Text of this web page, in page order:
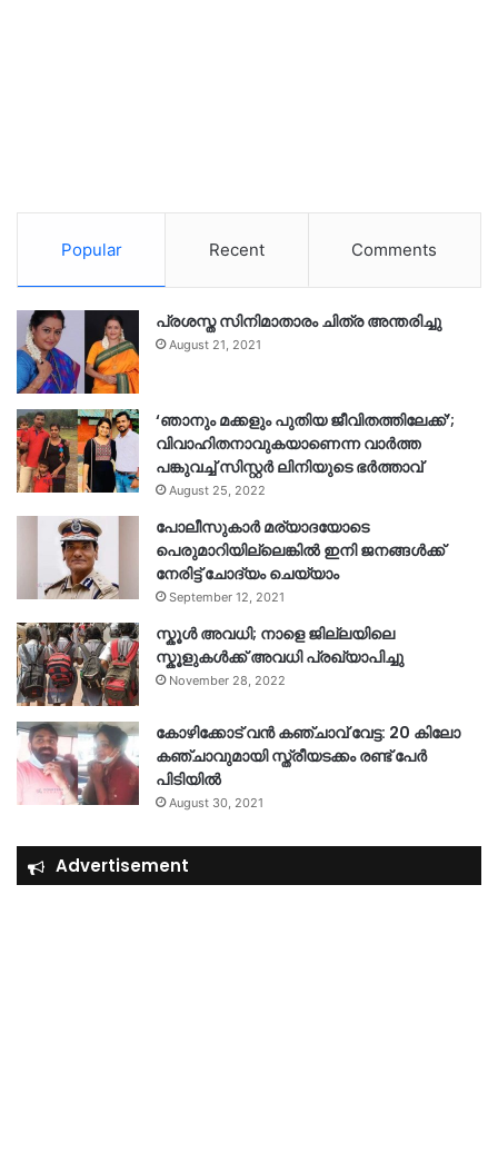
Popular Recent Comments
പ്രശസ്ത സിനിമാതാരം ചിത്ര അന്തരിച്ചു
August 21, 2021
‘ഞാനും മക്കളും പുതിയ ജീവിതത്തിലേക്ക്’;
വിവാഹിതനാവുകയാണെന്ന വാർത്ത
പങ്കുവച്ച് സിസ്റ്റർ ലിനിയുടെ ഭർത്താവ്
August 25, 2022
പോലീസുകാര്‍ മര്യാദയോടെ
പെരുമാറിയില്ലെങ്കില്‍ ഇനി ജനങ്ങള്‍ക്ക്
നേരിട്ട് ചോദ്യം ചെയ്യാം
September 12, 2021
സ്കൂൾ അവധി; നാളെ ജില്ലയിലെ
സ്കൂളുകൾക്ക് അവധി പ്രഖ്യാപിച്ചു
November 28, 2022
കോഴിക്കോട് വൻ കഞ്ചാവ് വേട്ട: 20 കിലോ
കഞ്ചാവുമായി സ്ത്രീയടക്കം രണ്ട് പേർ
പിടിയിൽ
August 30, 2021
Advertisement